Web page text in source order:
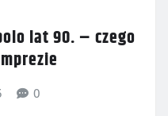
lat 90. – czego
0